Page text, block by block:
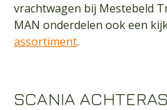
vrachtwagen bij Mestebeld
MAN onderdelen ook een
assortiment.
SCANIA